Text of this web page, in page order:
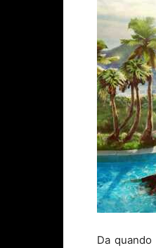
Da quando